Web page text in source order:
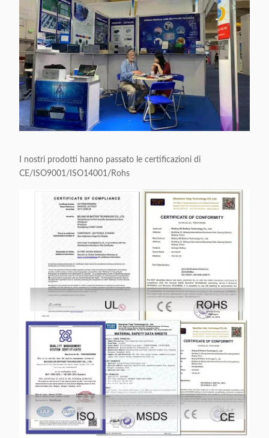
I nostri prodotti hanno passato le certificazioni di
CE/ISO9001/ISO14001/Rohs